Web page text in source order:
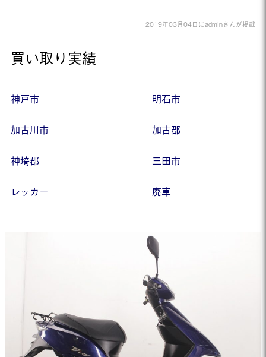
2019年03月04日にadminさんが掲載
買い取り実績
神戸市 明石市
加古川市 加古郡
神埼郡 三田市
レッカー 廃車